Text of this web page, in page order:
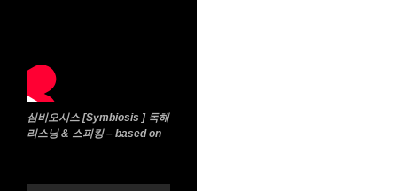
심비오시스 [Symbiosis ] 독해
리스닝 & 스피킹 – based on